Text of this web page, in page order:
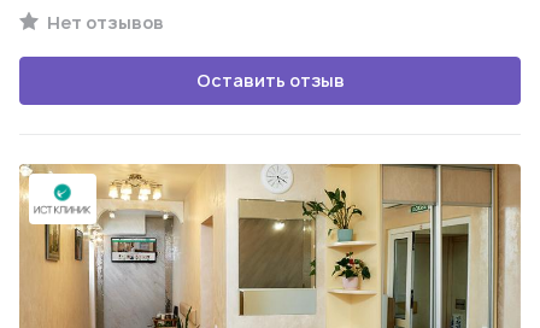
Нет отзывов
Оставить отзыв